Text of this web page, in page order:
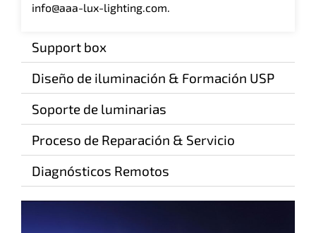
info@aaa-lux-lighting.com.
Support box
Diseño de iluminación & Formación USP
Soporte de luminarias
Proceso de Reparación & Servicio
Diagnósticos Remotos